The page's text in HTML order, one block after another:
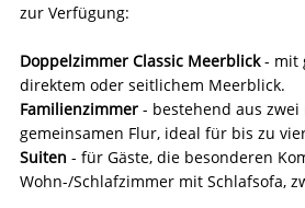
zur Verfügung:
Doppelzimmer Classic Meerblick- mit
direktem oder seitlichem Meerblick.
Familienzimmer - bestehend aus
gemeinsamen Flur, ideal für bis zu
Suiten - für Gäste, die besonderen
Wohn-/Schlafzimmer mit Schlafsofa,